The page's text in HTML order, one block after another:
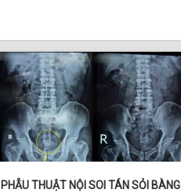
PHẪU THUẬT NỘI SOI TÁN SỎI BÀNG